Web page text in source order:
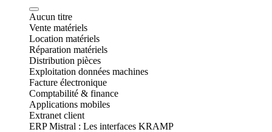
Aucun titre
Vente matériels
Location matériels
Réparation matériels
Distribution pièces
Exploitation données machines
Facture électronique
Comptabilité & finance
Applications mobiles
Extranet client
ERP Mistral : Les interfaces KRAMP